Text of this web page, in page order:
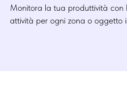
Monitora la tua produttività con
attività per ogni zona o oggetto